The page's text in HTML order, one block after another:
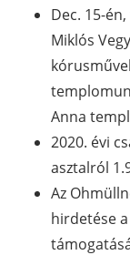
Dec. 15-
Miklós
Anna
2020. évi
asztalról
Az
hirdetése